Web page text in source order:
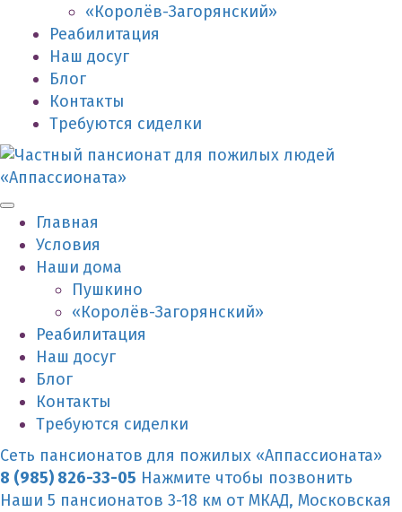
«Королёв-Загорянский»
Реабилитация
Наш досуг
Блог
Контакты
Требуются сиделки
Главная
Условия
Наши дома
Пушкино
«Королёв-Загорянский»
Реабилитация
Наш досуг
Блог
Контакты
Требуются сиделки
Сеть пансионатов для пожилых «Аппассионата»
8 (985) 826-33-05 Нажмите чтобы позвонить
Наши 5 пансионатов 3-18 км от МКАД, Московская